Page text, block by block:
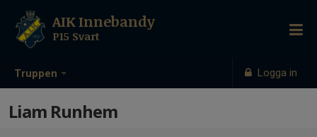
Truppen Logga in
AIK Innebandy
P15 Svart
Liam Runhem